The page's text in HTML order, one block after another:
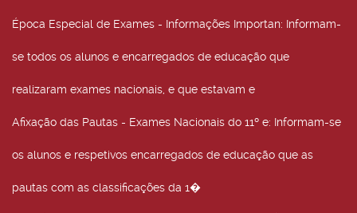
Época Especial de Exames - Informações Importan: Informam-
se todos os alunos e encarregados de educação que
realizaram exames nacionais, e que estavam e
Afixação das Pautas - Exames Nacionais do 11º e: Informam-se
os alunos e respetivos encarregados de educação que as
pautas com as classificações da 1�